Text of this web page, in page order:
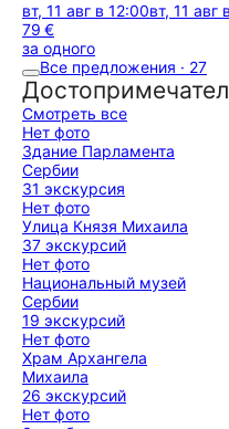
вт, 11 авг в 12:00вт, 11 авг
79 €
за одного
Все предложения · 27
Смотреть все
Нет фото
Здание Парламента
Сербии
31 экскурсия
Нет фото
Улица Князя Михаила
37 экскурсий
Нет фото
Национальный музей
Сербии
19 экскурсий
Нет фото
Храм Архангела
Михаила
26 экскурсий
Нет фото